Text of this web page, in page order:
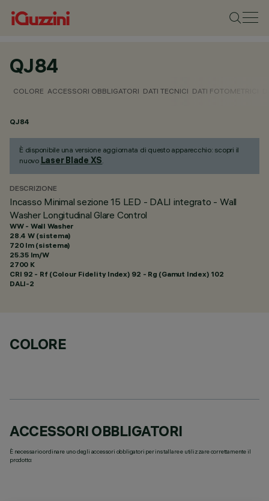
QJ84
COLORE ACCESSORI OBBLIGATORI DATI TECNICI DATI FOTOMETRICI
QJ84
È disponibile una versione aggiornata di questo apparecchio: scopri il
nuovo Laser Blade XS.
DESCRIZIONE
Incasso Minimal sezione 15 LED - DALI integrato - Wall
Washer Longitudinal Glare Control
WW - Wall Washer
28.4 W (sistema)
720 lm (sistema)
25.35 lm/W
2700 K
CRI 92 - Rf (Colour Fidelity Index) 92 - Rg (Gamut Index) 102
DALI-2
COLORE
ACCESSORI OBBLIGATORI
È necessario ordinare uno degli accessori obbligatori per installare e utilizzare correttamente il
prodotto: